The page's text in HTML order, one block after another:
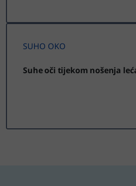
SUHO OKO
Suhe oči tijekom nošenja